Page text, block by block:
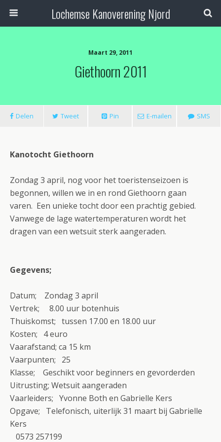
Lochemse Kanoverening Njord
Maart 29, 2011
Giethoorn 2011
Delen Tweet Pin E-mailen SMS
Kanotocht Giethoorn
Zondag 3 april, nog voor het toeristenseizoen is
begonnen, willen we in en rond Giethoorn gaan
varen. Een unieke tocht door een prachtig gebied.
Vanwege de lage watertemperaturen wordt het
dragen van een wetsuit sterk aangeraden.
Gegevens;
Datum; Zondag 3 april
Vertrek; 8.00 uur botenhuis
Thuiskomst; tussen 17.00 en 18.00 uur
Kosten; 4 euro
Vaarafstand; ca 15 km
Vaarpunten; 25
Klasse; Geschikt voor beginners en gevorderden
Uitrusting; Wetsuit aangeraden
Vaarleiders; Yvonne Both en Gabrielle Kers
Opgave; Telefonisch, uiterlijk 31 maart bij Gabrielle
Kers
0573 257199